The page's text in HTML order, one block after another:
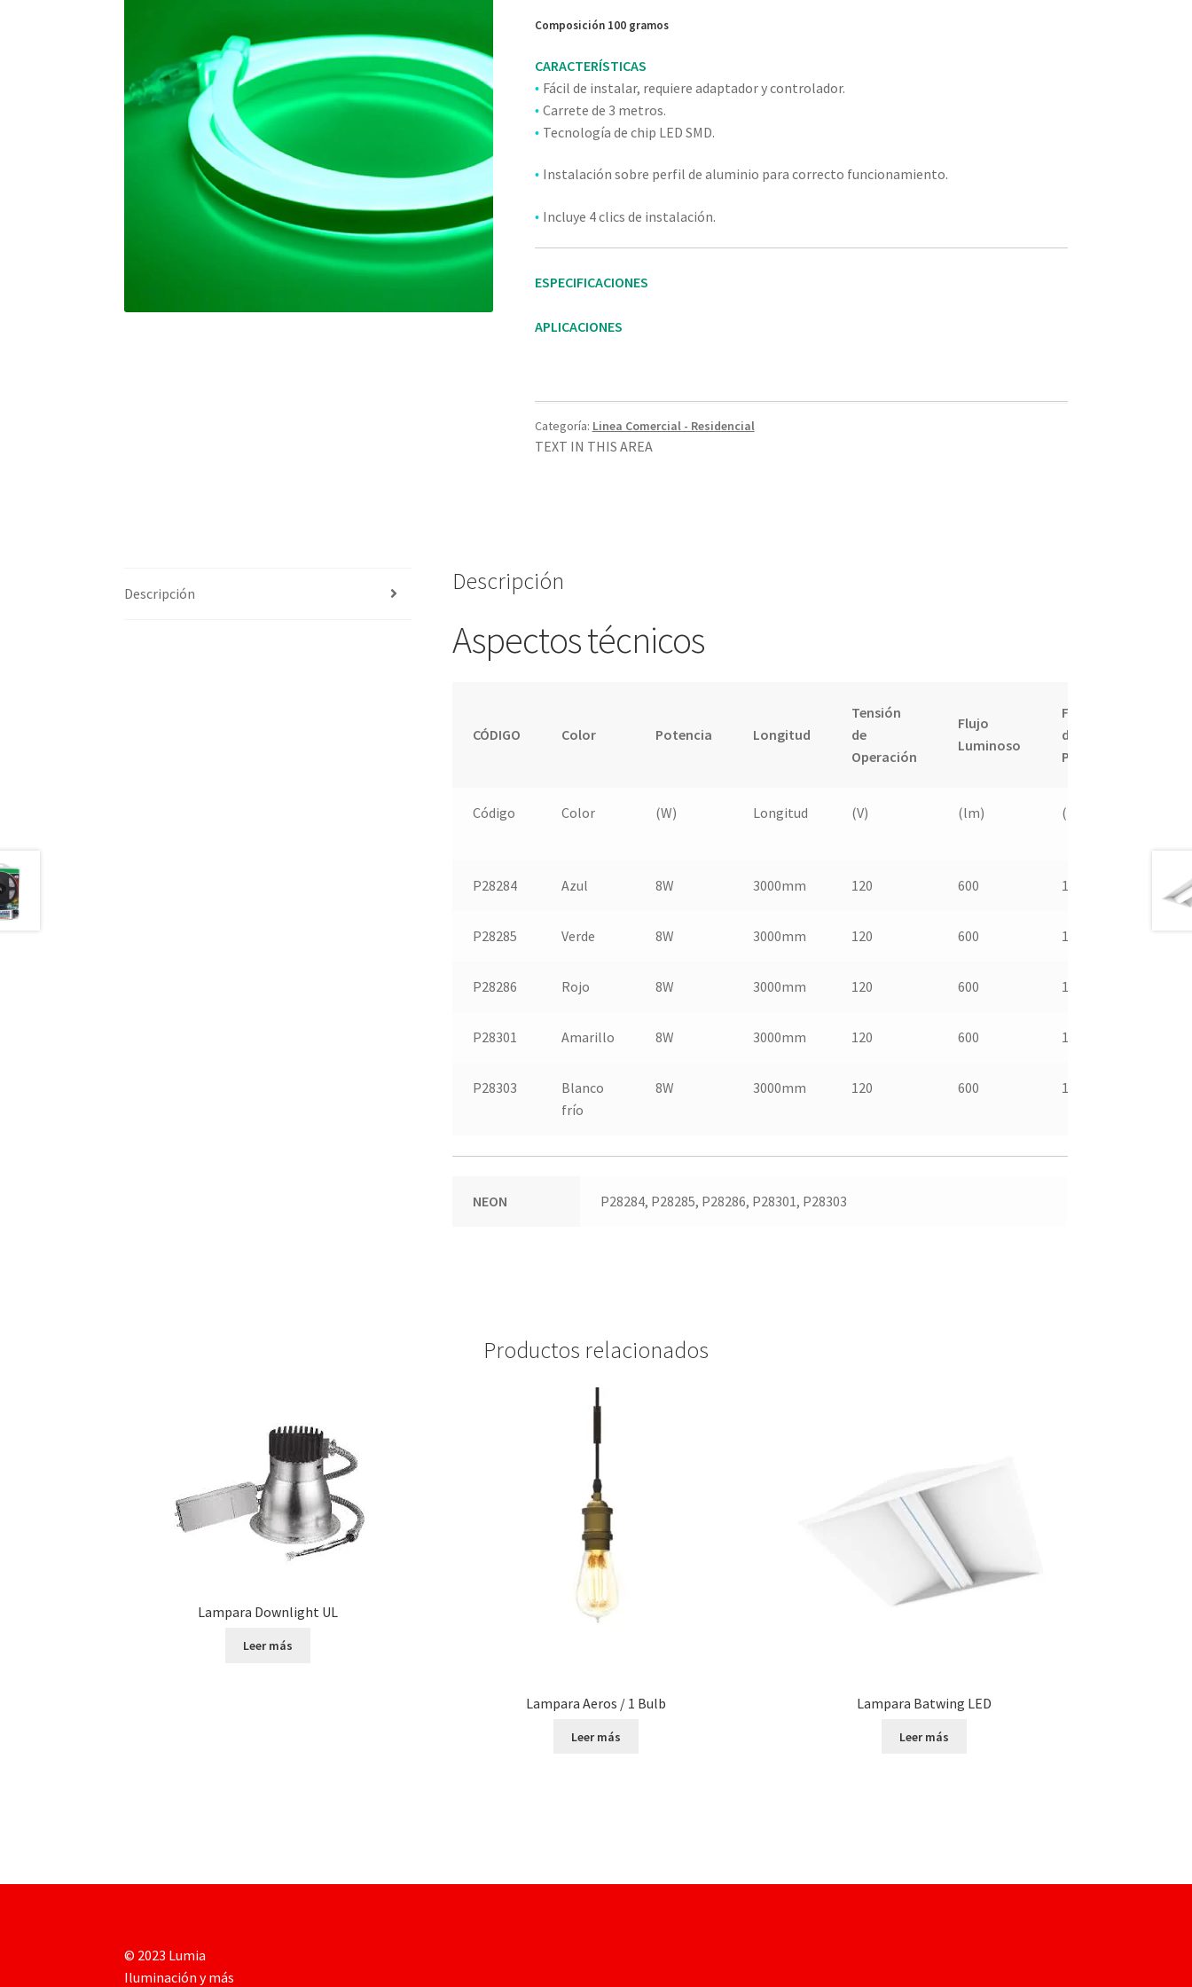
Composición 100 gramos
CARACTERÍSTICAS
• Fácil de instalar, requiere adaptador y controlador.
• Carrete de 3 metros.
• Tecnología de chip LED SMD.
• Instalación sobre perfil de aluminio para correcto funcionamiento.
• Incluye 4 clics de instalación.
ESPECIFICACIONES
APLICACIONES
Categoría: Linea Comercial - Residencial
TEXT IN THIS AREA
Descripción Descripción
Aspectos técnicos
CÓDIGO Color Potencia Longitud
Tensión
de
Operación
Flujo
Luminoso
Factor
de
Potencia
Código Color (W) Longitud (V) (lm) (lm/W)
P28284 Azul 8W 3000mm 120 600 130
P28285 Verde 8W 3000mm 120 600 130
P28286 Rojo 8W 3000mm 120 600 130
P28301 Amarillo 8W 3000mm 120 600 130
P28303
Blanco
frío
8W 3000mm 120 600 130
NEON P28284, P28285, P28286, P28301, P28303
Productos relacionados
Lampara Downlight UL
Leer más
Lampara Aeros / 1 Bulb
Leer más
Lampara Batwing LED
Leer más
© 2023 Lumia
Iluminación y más